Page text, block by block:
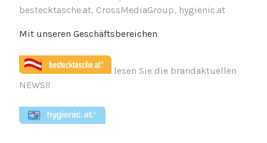
i
e
y
,
bestecktasche.at, CrossMediaGroup, hygienic.at
Mit unseren Geschäftsbereichen
lesen Sie die brandaktuellen
NEWS!!